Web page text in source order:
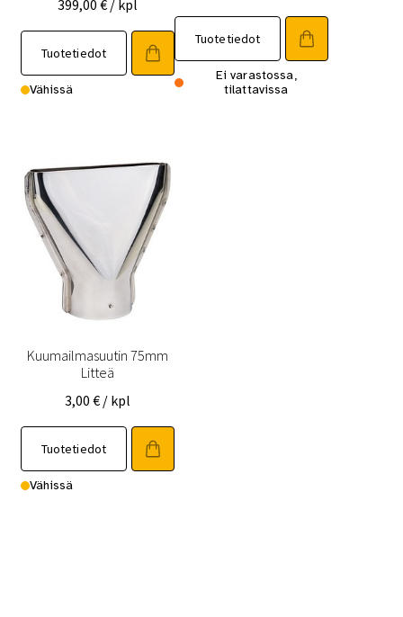
399,00 € / kpl
Tuotetiedot
Vähissä
Tuotetiedot
Ei varastossa,
tilattavissa
Kuumailmasuutin 75mm
Litteä
3,00 € / kpl
Tuotetiedot
Vähissä